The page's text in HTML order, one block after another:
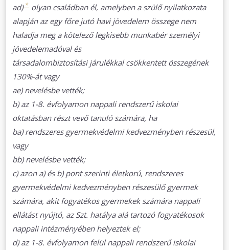
ad)* olyan családban él, amelyben a szülő nyilatkozata
alapján az egy főre jutó havi jövedelem összege nem
haladja meg a kötelező legkisebb munkabér személyi
jövedelemadóval és
társadalombiztosítási járulékkal csökkentett összegének
130%-át vagy
ae) nevelésbe vették;
b) az 1-8. évfolyamon nappali rendszerű iskolai
oktatásban részt vevő tanuló számára, ha
ba) rendszeres gyermekvédelmi kedvezményben részesül,
vagy
bb) nevelésbe vették;
c) azon a) és b) pont szerinti életkorú, rendszeres
gyermekvédelmi kedvezményben részesülő gyermek
számára, akit fogyatékos gyermekek számára nappali
ellátást nyújtó, az Szt. hatálya alá tartozó fogyatékosok
nappali intézményében helyeztek el;
d) az 1-8. évfolyamon felül nappali rendszerű iskolai